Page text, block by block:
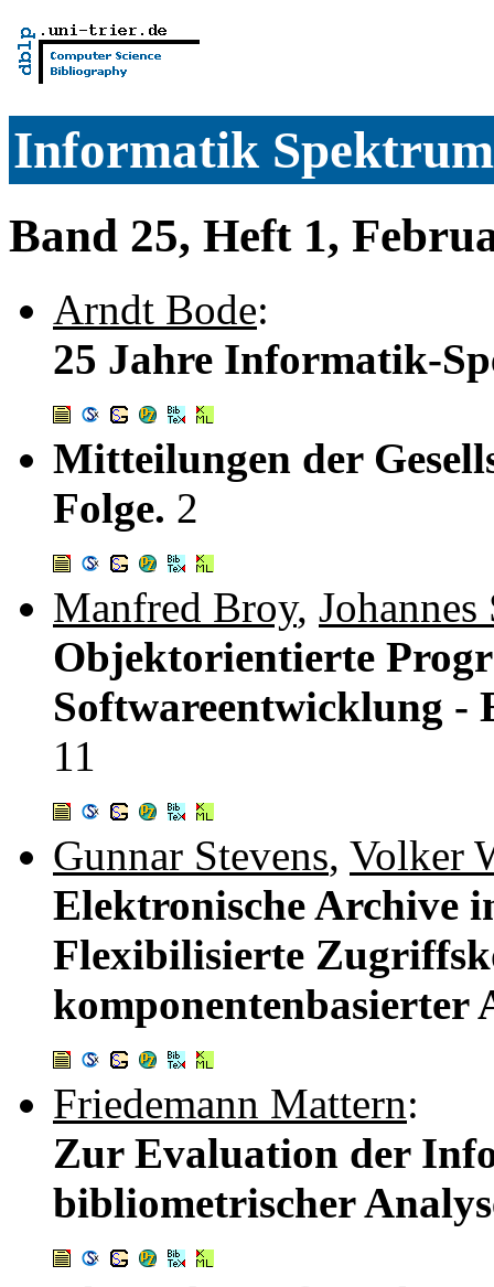
Informatik Spektrum
Band 25, Heft 1,
Arndt Bode:
25 Jahre Informatik-
Mitteilungen der
Folge. 2
Manfred Broy, Johannes
Objektorientierte
Softwareentwicklung -
11
Gunnar Stevens, Volker
Elektronische Archive
Flexibilisierte
komponentenbasierter
Friedemann Mattern:
Zur Evaluation der
bibliometrischer